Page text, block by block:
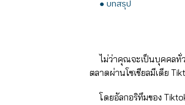
● บทสรุป
ไม่ว่าคุณจะเป็นบุคคลทั่ว
ตลาดผ่านโซเชียลมีเดีย
โดยอัลกอริทึมของ